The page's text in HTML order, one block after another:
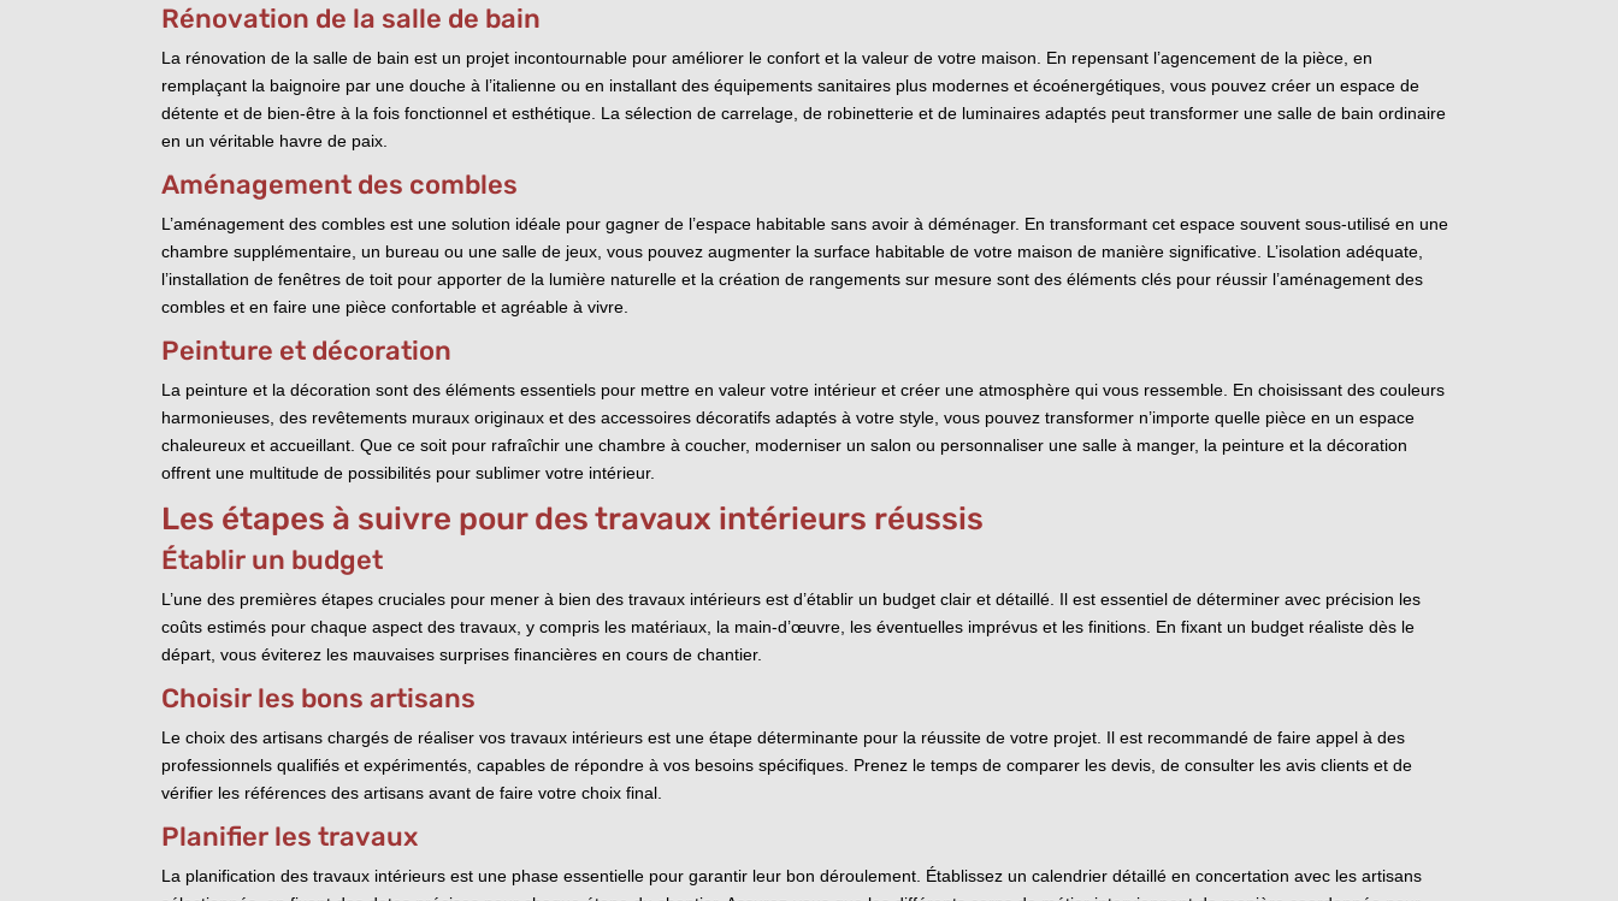
Rénovation de la salle de bain
La rénovation de la salle de bain est un projet incontournable pour améliorer le confort et la valeur de votre maison. En repensant l’agencement de la pièce, en
remplaçant la baignoire par une douche à l’italienne ou en installant des équipements sanitaires plus modernes et écoénergétiques, vous pouvez créer un espace de
détente et de bien-être à la fois fonctionnel et esthétique. La sélection de carrelage, de robinetterie et de luminaires adaptés peut transformer une salle de bain ordinaire
en un véritable havre de paix.
Aménagement des combles
L’aménagement des combles est une solution idéale pour gagner de l’espace habitable sans avoir à déménager. En transformant cet espace souvent sous-utilisé en une
chambre supplémentaire, un bureau ou une salle de jeux, vous pouvez augmenter la surface habitable de votre maison de manière significative. L’isolation adéquate,
l’installation de fenêtres de toit pour apporter de la lumière naturelle et la création de rangements sur mesure sont des éléments clés pour réussir l’aménagement des
combles et en faire une pièce confortable et agréable à vivre.
Peinture et décoration
La peinture et la décoration sont des éléments essentiels pour mettre en valeur votre intérieur et créer une atmosphère qui vous ressemble. En choisissant des couleurs
harmonieuses, des revêtements muraux originaux et des accessoires décoratifs adaptés à votre style, vous pouvez transformer n’importe quelle pièce en un espace
chaleureux et accueillant. Que ce soit pour rafraîchir une chambre à coucher, moderniser un salon ou personnaliser une salle à manger, la peinture et la décoration
offrent une multitude de possibilités pour sublimer votre intérieur.
Les étapes à suivre pour des travaux intérieurs réussis
Établir un budget
L’une des premières étapes cruciales pour mener à bien des travaux intérieurs est d’établir un budget clair et détaillé. Il est essentiel de déterminer avec précision les
coûts estimés pour chaque aspect des travaux, y compris les matériaux, la main-d’œuvre, les éventuelles imprévus et les finitions. En fixant un budget réaliste dès le
départ, vous éviterez les mauvaises surprises financières en cours de chantier.
Choisir les bons artisans
Le choix des artisans chargés de réaliser vos travaux intérieurs est une étape déterminante pour la réussite de votre projet. Il est recommandé de faire appel à des
professionnels qualifiés et expérimentés, capables de répondre à vos besoins spécifiques. Prenez le temps de comparer les devis, de consulter les avis clients et de
vérifier les références des artisans avant de faire votre choix final.
Planifier les travaux
La planification des travaux intérieurs est une phase essentielle pour garantir leur bon déroulement. Établissez un calendrier détaillé en concertation avec les artisans